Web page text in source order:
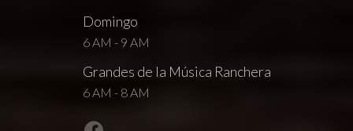
Domingo
6 AM - 9 AM
Grandes de la Música Ranchera
6 AM - 8 AM